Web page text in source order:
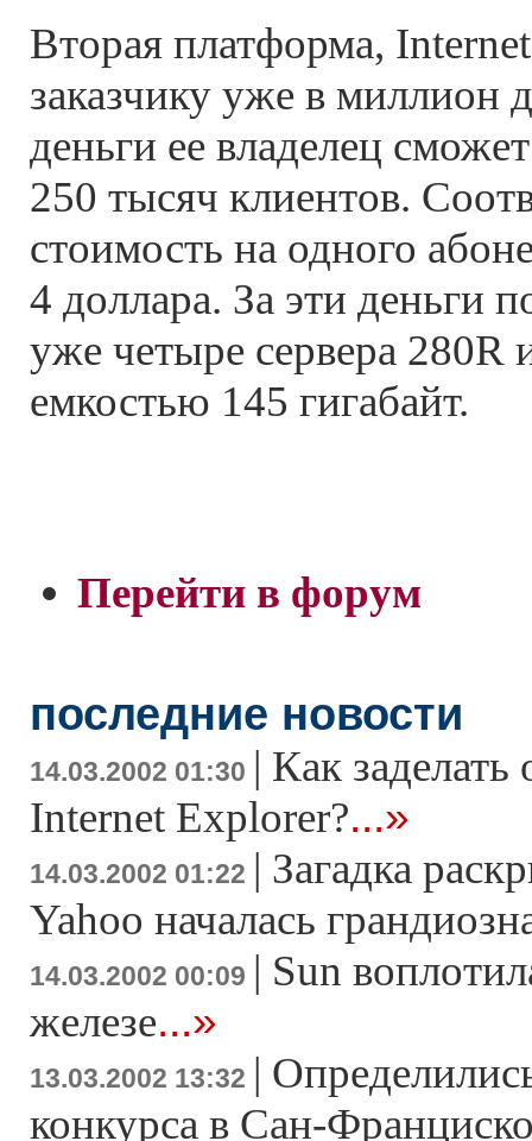
Вторая платформа,
заказчику уже в миллион
деньги ее владелец
250 тысяч клиентов.
стоимость на одного
4 доллара. За эти деньги
уже четыре сервера 280R
емкостью 145 гигабайт.
Перейти в форум
последние новости
14.03.2002 01:30 | Как
Internet Explorer?...»
14.03.2002 01:22 | Загадка
Yahoo началась
14.03.2002 00:09 | Sun
железе...»
13.03.2002 13:32 |
конкурса в Сан-